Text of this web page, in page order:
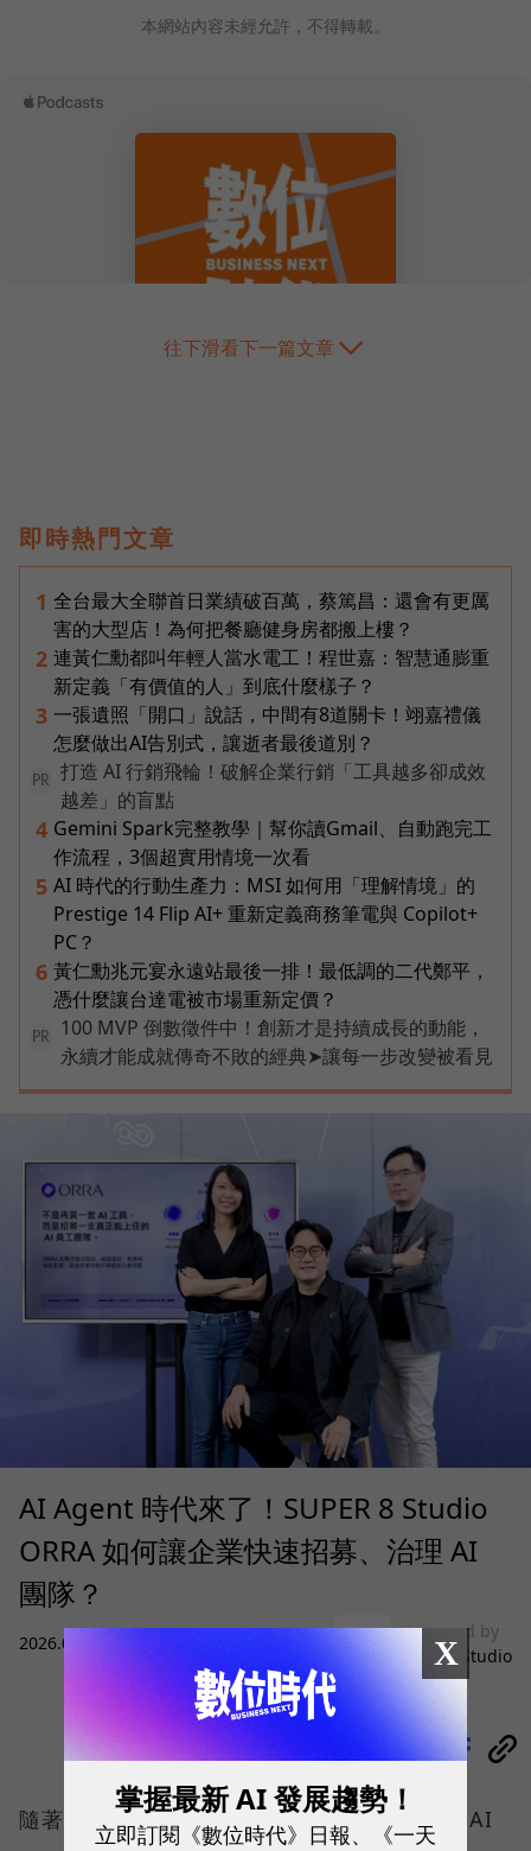
本網站內容未經允許，不得轉載。
往下滑看下一篇文章
即時熱門文章
1 全台最大全聯首日業績破百萬，蔡篤昌：還會有更厲
害的大型店！為何把餐廳健身房都搬上樓？
2 連黃仁勳都叫年輕人當水電工！程世嘉：智慧通膨重
新定義「有價值的人」到底什麼樣子？
3 一張遺照「開口」說話，中間有8道關卡！翊嘉禮儀
怎麼做出AI告別式，讓逝者最後道別？
PR
打造 AI 行銷飛輪！破解企業行銷「工具越多卻成效
越差」的盲點
4 Gemini Spark完整教學｜幫你讀Gmail、自動跑完工
作流程，3個超實用情境一次看
5 AI 時代的行動生產力：MSI 如何用「理解情境」的
Prestige 14 Flip AI+ 重新定義商務筆電與 Copilot+
PC？
6 黃仁勳兆元宴永遠站最後一排！最低調的二代鄭平，
憑什麼讓台達電被市場重新定價？
PR
100 MVP 倒數徵件中！創新才是持續成長的動能，
永續才能成就傳奇不敗的經典➤讓每一步改變被看見
AI Agent 時代來了！SUPER 8 Studio
ORRA 如何讓企業快速招募、治理 AI
團隊？
2026.08.05
sponsored by
SUPER 8 Studio
隨著微軟、Google、AWS 等巨頭紛紛喊出「AI
X
掌握最新 AI 發展趨勢！
立即訂閱《數位時代》日報、《一天